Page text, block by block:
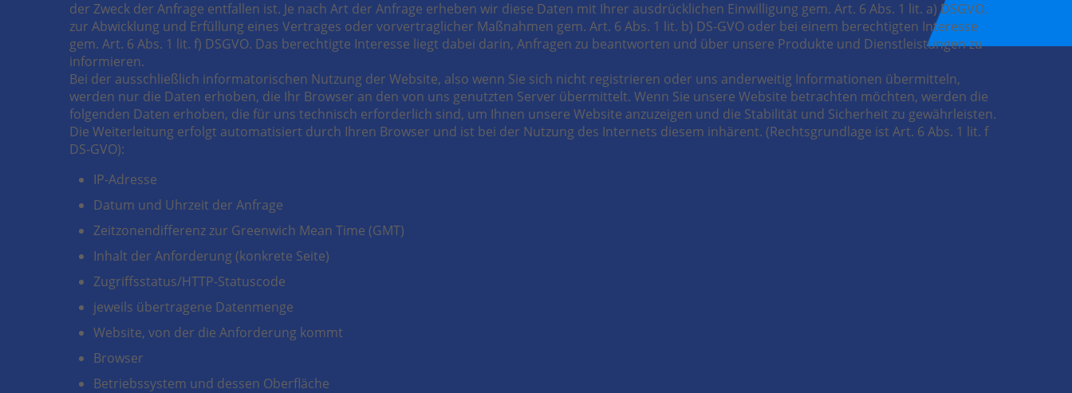
der Zweck der Anfrage entfallen ist. Je nach Art der Anfrage erheben wir diese Daten mit Ihrer ausdrücklichen Einwilligung gem. Art. 6 Abs. 1 lit. a) DSGVO,
zur Abwicklung und Erfüllung eines Vertrages oder vorvertraglicher Maßnahmen gem. Art. 6 Abs. 1 lit. b) DS-GVO oder bei einem berechtigten Interesse
gem. Art. 6 Abs. 1 lit. f) DSGVO. Das berechtigte Interesse liegt dabei darin, Anfragen zu beantworten und über unsere Produkte und Dienstleistungen zu
informieren.
Bei der ausschließlich informatorischen Nutzung der Website, also wenn Sie sich nicht registrieren oder uns anderweitig Informationen übermitteln,
werden nur die Daten erhoben, die Ihr Browser an den von uns genutzten Server übermittelt. Wenn Sie unsere Website betrachten möchten, werden die
folgenden Daten erhoben, die für uns technisch erforderlich sind, um Ihnen unsere Website anzuzeigen und die Stabilität und Sicherheit zu gewährleisten.
Die Weiterleitung erfolgt automatisiert durch Ihren Browser und ist bei der Nutzung des Internets diesem inhärent. (Rechtsgrundlage ist Art. 6 Abs. 1 lit. f
DS-GVO):
IP-Adresse
Datum und Uhrzeit der Anfrage
Zeitzonendifferenz zur Greenwich Mean Time (GMT)
Inhalt der Anforderung (konkrete Seite)
Zugriffsstatus/HTTP-Statuscode
jeweils übertragene Datenmenge
Website, von der die Anforderung kommt
Browser
Betriebssystem und dessen Oberfläche